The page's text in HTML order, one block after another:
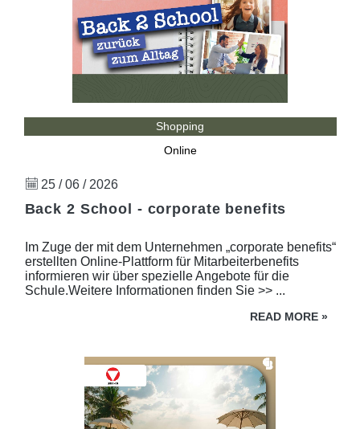
Shopping
Online
25 / 06 / 2026
Back 2 School - corporate benefits
Im Zuge der mit dem Unternehmen „corporate benefits“
erstellten Online-Plattform für Mitarbeiterbenefits
informieren wir über spezielle Angebote für die
Schule.Weitere Informationen finden Sie >> ...
READ MORE »